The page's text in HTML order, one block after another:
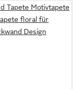
Tapete Motivtapete
floral für
Design